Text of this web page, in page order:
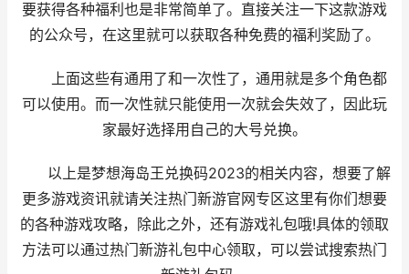
要获得各种福利也是非常简单了。直接关注一下这款游戏
的公众号，在这里就可以获取各种免费的福利奖励了。
上面这些有通用了和一次性了，通用就是多个角色都
可以使用。而一次性就只能使用一次就会失效了，因此玩
家最好选择用自己的大号兑换。
以上是梦想海岛王兑换码2023的相关内容，想要了解
更多游戏资讯就请关注热门新游官网专区这里有你们想要
的各种游戏攻略，除此之外，还有游戏礼包哦!具体的领取
方法可以通过热门新游礼包中心领取，可以尝试搜索热门